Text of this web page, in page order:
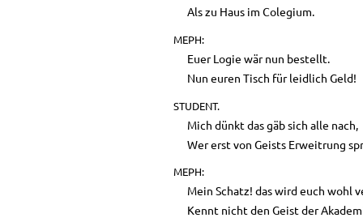
Als zu Haus im Colegium.
MEPH:
Euer Logie wär nun bestellt.
Nun euren Tisch für leidlich Geld!
STUDENT.
Mich dünkt das gäb sich alle nach,
Wer erst von Geists Erweitrung
MEPH:
Mein Schatz! das wird euch wohl
Kennt nicht den Geist der